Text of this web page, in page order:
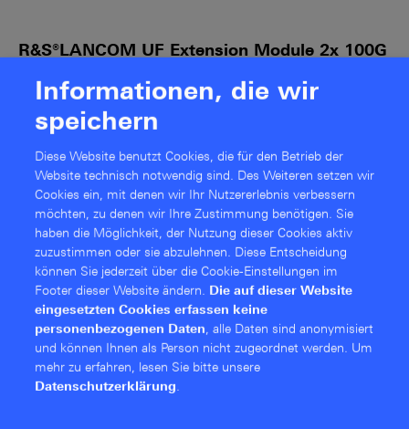
R&S®LANCOM UF Extension Module 2x 100G
(UF-1060)
Erweiterungsmodul mit 2x 100 GBit/s QSFP28-Ports
Betriebstemperatur 0 °C – 45 °C
Luftfeuchtigkeit 20 % – 90 %
Informationen, die wir
speichern
Diese Website benutzt Cookies, die für den Betrieb der
Website technisch notwendig sind. Des Weiteren setzen wir
Cookies ein, mit denen wir Ihr Nutzererlebnis verbessern
möchten, zu denen wir Ihre Zustimmung benötigen. Sie
haben die Möglichkeit, der Nutzung dieser Cookies aktiv
zuzustimmen oder sie abzulehnen. Diese Entschei­dung
können Sie jederzeit über die Cookie-Einstellungen im
Footer dieser Website ändern. Die auf dieser Website
eingesetzten Cookies erfassen keine
personenbezogenen Daten, alle Daten sind anonymisiert
und können Ihnen als Person nicht zugeordnet werden. Um
mehr zu erfahren, lesen Sie bitte unsere
Datenschutzerklärung.